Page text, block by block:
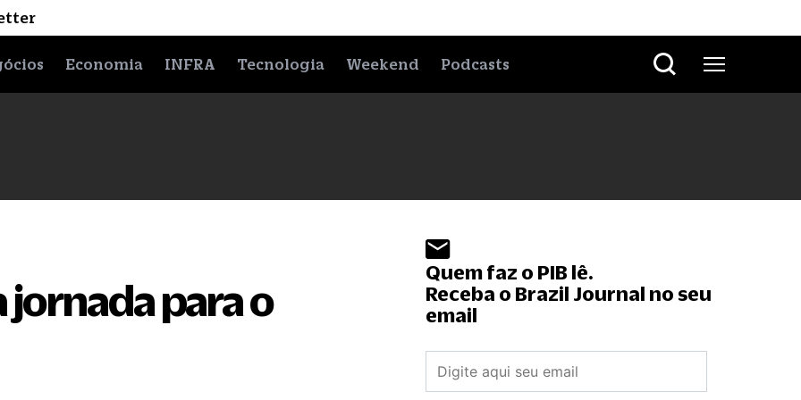
Economia INFRA Tecnologia Weekend Podcasts
jornada para o
Quem faz o PIB lê.
Receba o Brazil Journal no seu
email